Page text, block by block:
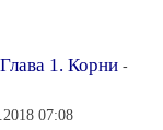
1. Корни -
07:08